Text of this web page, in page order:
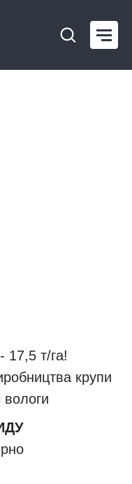
17,5 т/га!
крупи
вологи